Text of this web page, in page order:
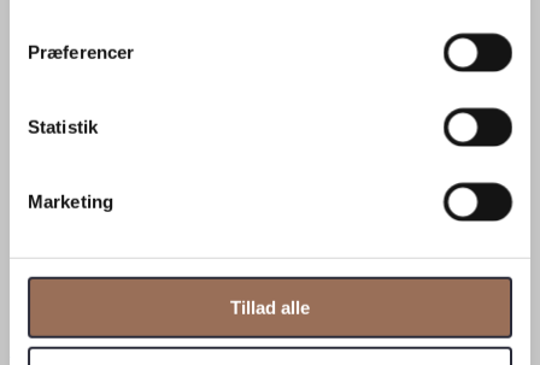
Præferencer
Statistik
Marketing
Tillad alle
Villa Trads